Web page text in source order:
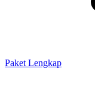
Paket Lengkap